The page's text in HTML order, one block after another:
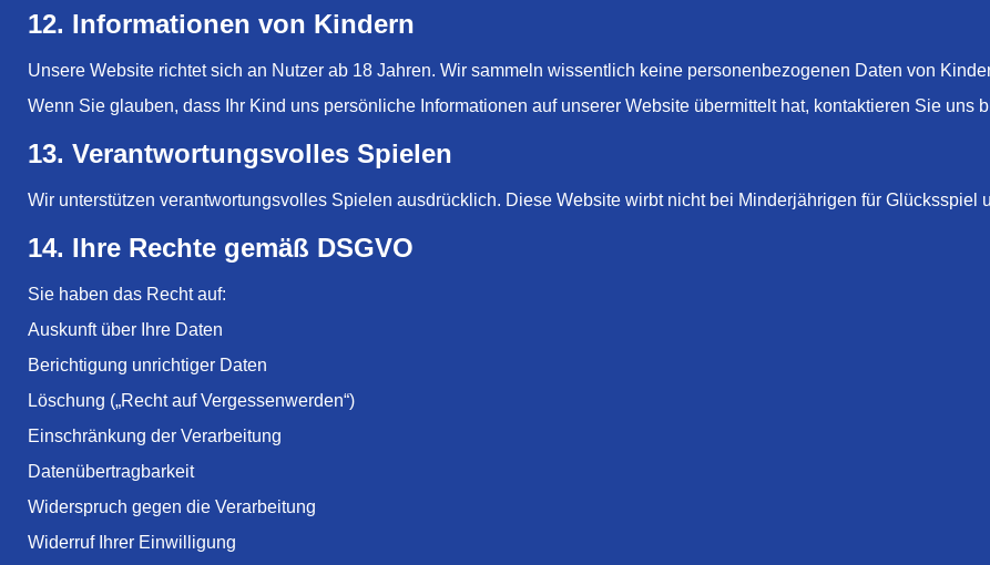
12. Informationen von Kindern
Unsere Website richtet sich an Nutzer ab 18 Jahren. Wir sammeln wissentlich keine personenbezogenen Daten von
Wenn Sie glauben, dass Ihr Kind uns persönliche Informationen auf unserer Website übermittelt hat, kontaktieren Sie uns
13. Verantwortungsvolles Spielen
Wir unterstützen verantwortungsvolles Spielen ausdrücklich. Diese Website wirbt nicht bei Minderjährigen für Glücksspiel
14. Ihre Rechte gemäß DSGVO
Sie haben das Recht auf:
Auskunft über Ihre Daten
Berichtigung unrichtiger Daten
Löschung („Recht auf Vergessenwerden“)
Einschränkung der Verarbeitung
Datenübertragbarkeit
Widerspruch gegen die Verarbeitung
Widerruf Ihrer Einwilligung